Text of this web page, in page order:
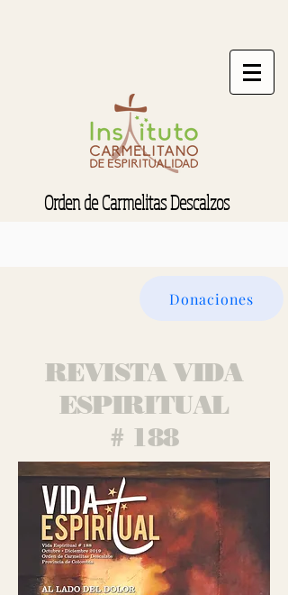
Orden de Carmelitas Descalzos
Donaciones
REVISTA VIDA
ESPIRITUAL
# 188